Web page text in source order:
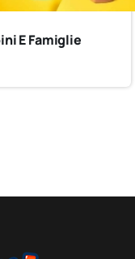
E Famiglie